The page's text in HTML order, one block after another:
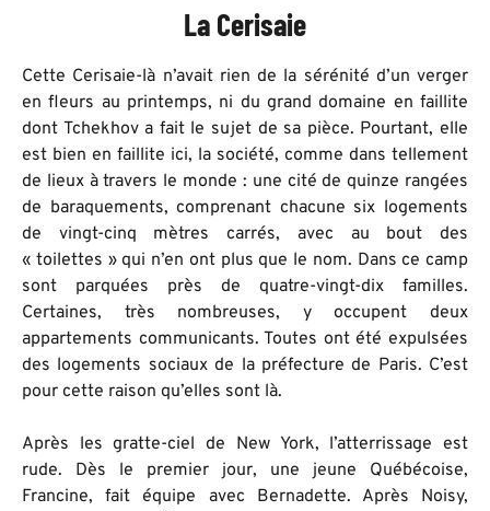
La Cerisaie
Cette Cerisaie-là n’avait rien de la sérénité d’un verger
en fleurs au printemps, ni du grand domaine en faillite
dont Tchekhov a fait le sujet de sa pièce. Pourtant, elle
est bien en faillite ici, la société, comme dans tellement
de lieux à travers le monde : une cité de quinze rangées
de baraquements, comprenant chacune six logements
de vingt-cinq mètres carrés, avec au bout des
« toilettes » qui n’en ont plus que le nom. Dans ce camp
sont parquées près de quatre-vingt-dix familles.
Certaines, très nombreuses, y occupent deux
appartements communicants. Toutes ont été expulsées
des logements sociaux de la préfecture de Paris. C’est
pour cette raison qu’elles sont là.
Après les gratte-ciel de New York, l’atterrissage est
rude. Dès le premier jour, une jeune Québécoise,
Francine, fait équipe avec Bernadette. Après Noisy,